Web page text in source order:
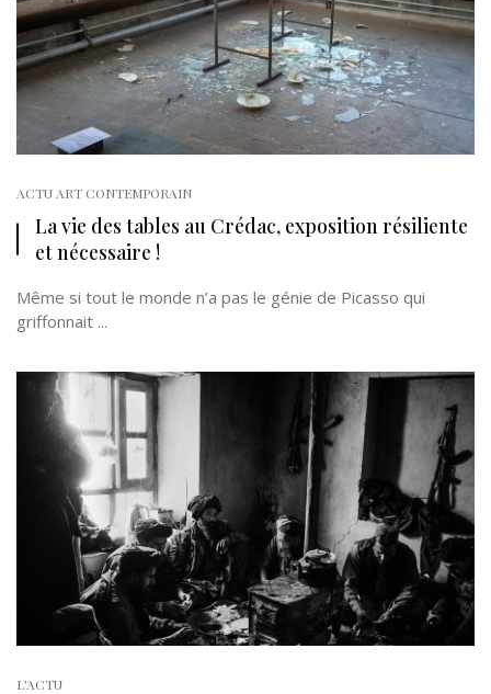
ACTU ART CONTEMPORAIN
La vie des tables au Crédac, exposition résiliente
et nécessaire !
Même si tout le monde n’a pas le génie de Picasso qui
griffonnait ...
L'ACTU